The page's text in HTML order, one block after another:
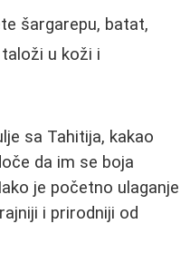
šargarepu, batat,
u koži i
sa Tahitija, kakao
da im se boja
je početno ulaganje
i prirodniji od